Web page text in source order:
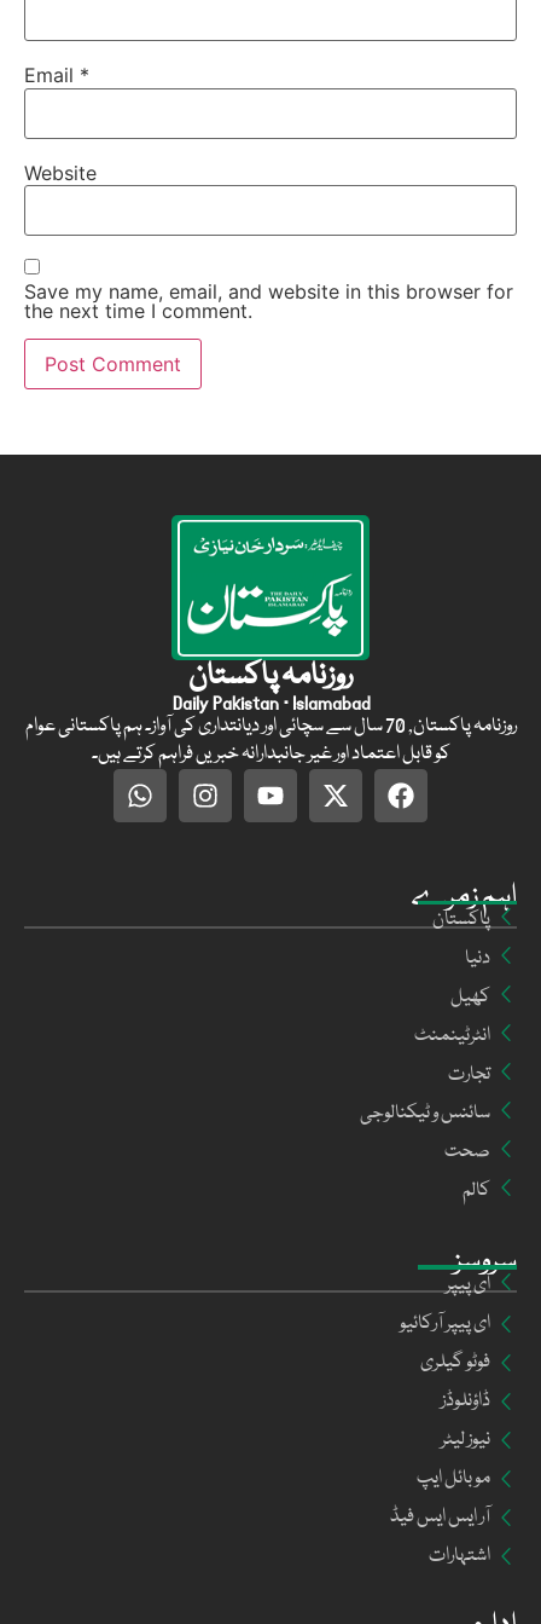
Email *
Website
Save my name, email, and website in this browser for
the next time I comment.
سروسز
ای پیپر
ای پیپر آرکائیو
فوٹو گیلری
ڈاؤنلوڈز
نیوز لیٹر
موبائل ایپ
آر ایس ایس فیڈ
اشتہارات
اہم زمرے
پاکستان
دنیا
کھیل
انٹرٹینمنٹ
تجارت
سائنس و ٹیکنالوجی
صحت
کالم
روزنامہ پاکستان
Daily Pakistan · Islamabad
روزنامہ پاکستان, 70 سال سے سچائی اور دیانتداری کی آواز۔ ہم پاکستانی عوام
کو قابل اعتماد اور غیر جانبدارانہ خبریں فراہم کرتے ہیں۔